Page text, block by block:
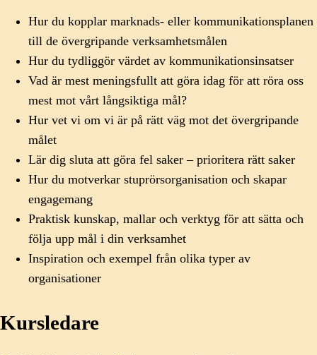
Hur du kopplar marknads- eller kommunikationsplanen
till de övergripande verksamhetsmålen
Hur du tydliggör värdet av kommunikationsinsatser
Vad är mest meningsfullt att göra idag för att röra oss
mest mot vårt långsiktiga mål?
Hur vet vi om vi är på rätt väg mot det övergripande
målet
Lär dig sluta att göra fel saker – prioritera rätt saker
Hur du motverkar stuprörsorganisation och skapar
engagemang
Praktisk kunskap, mallar och verktyg för att sätta och
följa upp mål i din verksamhet
Inspiration och exempel från olika typer av
organisationer
Kursledare